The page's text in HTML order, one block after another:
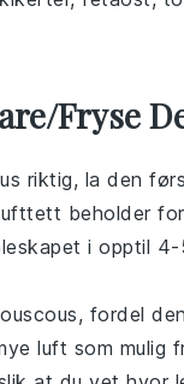
Fryse
riktig, la den
beholder
i opptil
, fordel
luft som mulig